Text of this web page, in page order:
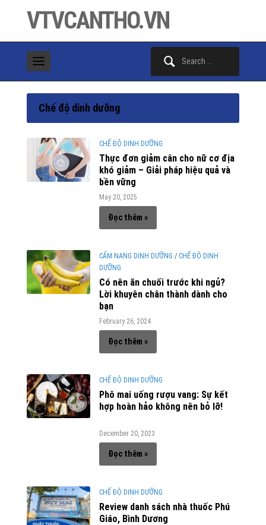
VTVCANTHO.VN
Chế độ dinh dưỡng
CHẾ ĐỘ DINH DƯỠNG
Thực đơn giảm cân cho nữ cơ địa
khó giảm – Giải pháp hiệu quả và
bền vững
May 20, 2025
Đọc thêm »
CẨM NANG DINH DƯỠNG / CHẾ ĐỘ DINH
DƯỠNG
Có nên ăn chuối trước khi ngủ?
Lời khuyên chân thành dành cho
bạn
February 26, 2024
Đọc thêm »
CHẾ ĐỘ DINH DƯỠNG
Phô mai uống rượu vang: Sự kết
hợp hoàn hảo không nên bỏ lỡ!
December 20, 2023
Đọc thêm »
CHẾ ĐỘ DINH DƯỠNG
Review danh sách nhà thuốc Phú
Giáo, Bình Dương